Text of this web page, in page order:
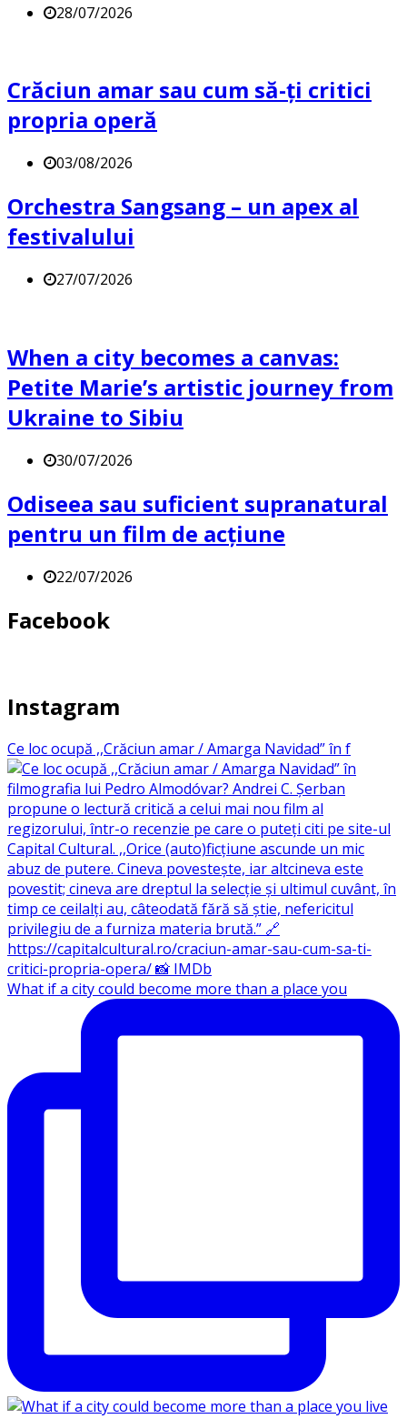
28/07/2026
Crăciun amar sau cum să-ți critici
propria operă
03/08/2026
Orchestra Sangsang – un apex al
festivalului
27/07/2026
When a city becomes a canvas:
Petite Marie’s artistic journey from
Ukraine to Sibiu
30/07/2026
Odiseea sau suficient supranatural
pentru un film de acțiune
22/07/2026
Facebook
Instagram
Ce loc ocupă ,,Crăciun amar / Amarga Navidad” în f
What if a city could become more than a place you